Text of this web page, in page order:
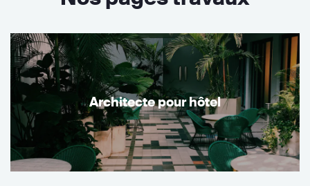
Architecte pour hôtel